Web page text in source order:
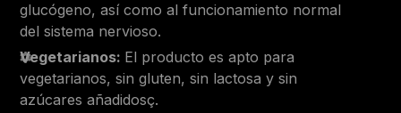
glucógeno, así como al funcionamiento normal
del sistema nervioso.
Vegetarianos: El producto es apto para
vegetarianos, sin gluten, sin lactosa y sin
azúcares añadidosç.